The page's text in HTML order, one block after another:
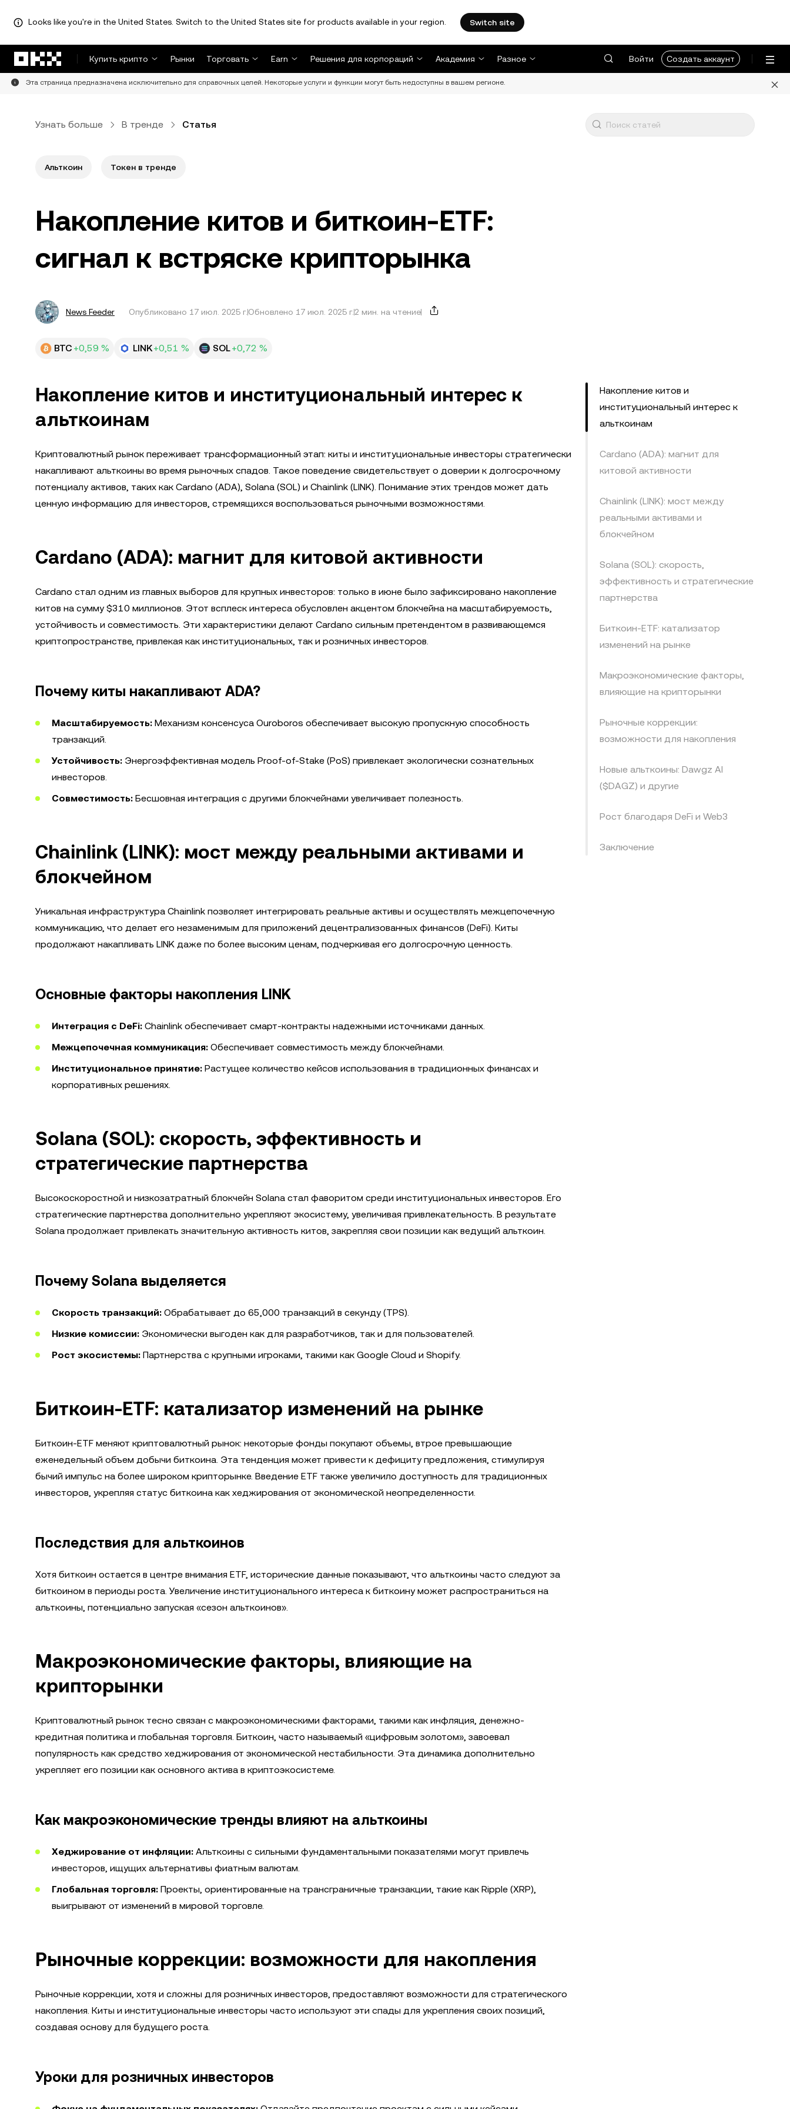
Looks like you're in the United States. Switch to the United States site for products available in your region. Switch site
Купить крипто
Рынки Торговать Earn Решения для корпораций Академия Разное Войти Создать аккаунт
Эта страница предназначена исключительно для справочных целей. Некоторые услуги и функции могут быть недоступны в вашем регионе.
Узнать больше В тренде Статья
Альткоин Токен в тренде
Накопление китов и биткоин-ETF:
сигнал к встряске крипторынка
News Feeder Опубликовано 17 июл. 2025 г. Обновлено 17 июл. 2025 г. 2 мин. на чтение
BTC +0,59 % LINK+0,51 % SOL+0,72 %
Накопление китов и институциональный интерес к
альткоинам
Криптовалютный рынок переживает трансформационный этап: киты и институциональные инвесторы стратегически
накапливают альткоины во время рыночных спадов. Такое поведение свидетельствует о доверии к долгосрочному
потенциалу активов, таких как Cardano (ADA), Solana (SOL) и Chainlink (LINK). Понимание этих трендов может дать
ценную информацию для инвесторов, стремящихся воспользоваться рыночными возможностями.
Cardano (ADA): магнит для китовой активности
Cardano стал одним из главных выборов для крупных инвесторов: только в июне было зафиксировано накопление
китов на сумму $310 миллионов. Этот всплеск интереса обусловлен акцентом блокчейна на масштабируемость,
устойчивость и совместимость. Эти характеристики делают Cardano сильным претендентом в развивающемся
криптопространстве, привлекая как институциональных, так и розничных инвесторов.
Почему киты накапливают ADA?
Масштабируемость: Механизм консенсуса Ouroboros обеспечивает высокую пропускную способность
транзакций.
Устойчивость: Энергоэффективная модель Proof-of-Stake (PoS) привлекает экологически сознательных
инвесторов.
Совместимость: Бесшовная интеграция с другими блокчейнами увеличивает полезность.
Chainlink (LINK): мост между реальными активами и
блокчейном
Уникальная инфраструктура Chainlink позволяет интегрировать реальные активы и осуществлять межцепочечную
коммуникацию, что делает его незаменимым для приложений децентрализованных финансов (DeFi). Киты
продолжают накапливать LINK даже по более высоким ценам, подчеркивая его долгосрочную ценность.
Основные факторы накопления LINK
Интеграция с DeFi: Chainlink обеспечивает смарт-контракты надежными источниками данных.
Межцепочечная коммуникация: Обеспечивает совместимость между блокчейнами.
Институциональное принятие: Растущее количество кейсов использования в традиционных финансах и
корпоративных решениях.
Solana (SOL): скорость, эффективность и
стратегические партнерства
Высокоскоростной и низкозатратный блокчейн Solana стал фаворитом среди институциональных инвесторов. Его
стратегические партнерства дополнительно укрепляют экосистему, увеличивая привлекательность. В результате
Solana продолжает привлекать значительную активность китов, закрепляя свои позиции как ведущий альткоин.
Почему Solana выделяется
Скорость транзакций: Обрабатывает до 65,000 транзакций в секунду (TPS).
Низкие комиссии: Экономически выгоден как для разработчиков, так и для пользователей.
Рост экосистемы: Партнерства с крупными игроками, такими как Google Cloud и Shopify.
Биткоин-ETF: катализатор изменений на рынке
Биткоин-ETF меняют криптовалютный рынок: некоторые фонды покупают объемы, втрое превышающие
еженедельный объем добычи биткоина. Эта тенденция может привести к дефициту предложения, стимулируя
бычий импульс на более широком крипторынке. Введение ETF также увеличило доступность для традиционных
инвесторов, укрепляя статус биткоина как хеджирования от экономической неопределенности.
Последствия для альткоинов
Хотя биткоин остается в центре внимания ETF, исторические данные показывают, что альткоины часто следуют за
биткоином в периоды роста. Увеличение институционального интереса к биткоину может распространиться на
альткоины, потенциально запуская «сезон альткоинов».
Макроэкономические факторы, влияющие на
крипторынки
Криптовалютный рынок тесно связан с макроэкономическими факторами, такими как инфляция, денежно-
кредитная политика и глобальная торговля. Биткоин, часто называемый «цифровым золотом», завоевал
популярность как средство хеджирования от экономической нестабильности. Эта динамика дополнительно
укрепляет его позиции как основного актива в криптоэкосистеме.
Как макроэкономические тренды влияют на альткоины
Хеджирование от инфляции: Альткоины с сильными фундаментальными показателями могут привлечь
инвесторов, ищущих альтернативы фиатным валютам.
Глобальная торговля: Проекты, ориентированные на трансграничные транзакции, такие как Ripple (XRP),
выигрывают от изменений в мировой торговле.
Рыночные коррекции: возможности для накопления
Рыночные коррекции, хотя и сложны для розничных инвесторов, предоставляют возможности для стратегического
накопления. Киты и институциональные инвесторы часто используют эти спады для укрепления своих позиций,
создавая основу для будущего роста.
Уроки для розничных инвесторов
Накопление китов и
институциональный интерес к
альткоинам
Cardano (ADA): магнит для
китовой активности
Chainlink (LINK): мост между
реальными активами и
блокчейном
Solana (SOL): скорость,
эффективность и стратегические
партнерства
Биткоин-ETF: катализатор
изменений на рынке
Макроэкономические факторы,
влияющие на крипторынки
Рыночные коррекции:
возможности для накопления
Новые альткоины: Dawgz AI
($DAGZ) и другие
Рост благодаря DeFi и Web3
Заключение